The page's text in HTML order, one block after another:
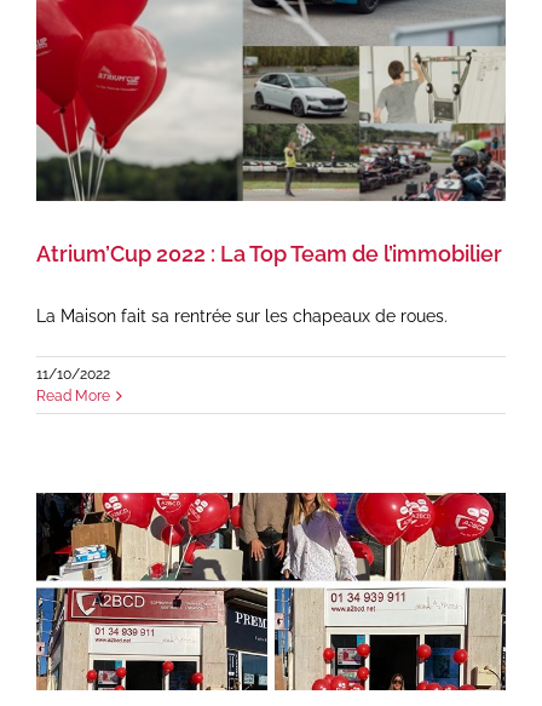
Atrium’Cup 2022 : La Top Team de l’immobilier
La Maison fait sa rentrée sur les chapeaux de roues.
11/10/2022
Read More